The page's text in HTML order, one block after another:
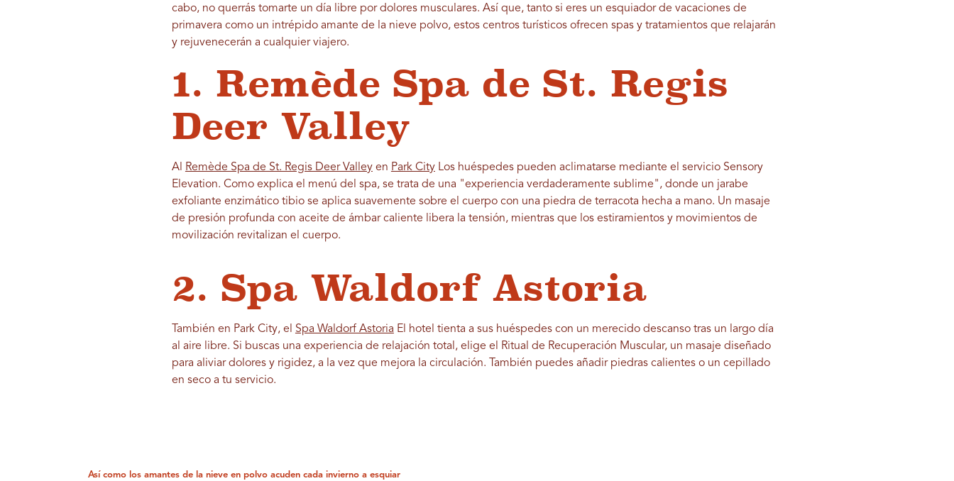
cabo, no querrás tomarte un día libre por dolores musculares. Así que, tanto si eres un esquiador de vacaciones de
primavera como un intrépido amante de la nieve polvo, estos centros turísticos ofrecen spas y tratamientos que relajarán
y rejuvenecerán a cualquier viajero.
1. Remède Spa de St. Regis
Deer Valley
Al Remède Spa de St. Regis Deer Valleyen Park CityLos huéspedes pueden aclimatarse mediante el servicio Sensory
Elevation. Como explica el menú del spa, se trata de una "experiencia verdaderamente sublime", donde un jarabe
exfoliante enzimático tibio se aplica suavemente sobre el cuerpo con una piedra de terracota hecha a mano. Un masaje
de presión profunda con aceite de ámbar caliente libera la tensión, mientras que los estiramientos y movimientos de
movilización revitalizan el cuerpo.
2. Spa Waldorf Astoria
También en Park City, el Spa Waldorf Astoria El hotel tienta a sus huéspedes con un merecido descanso tras un largo día
al aire libre. Si buscas una experiencia de relajación total, elige el Ritual de Recuperación Muscular, un masaje diseñado
para aliviar dolores y rigidez, a la vez que mejora la circulación. También puedes añadir piedras calientes o un cepillado
en seco a tu servicio.
Así como los amantes de la nieve en polvo acuden cada invierno a esquiar